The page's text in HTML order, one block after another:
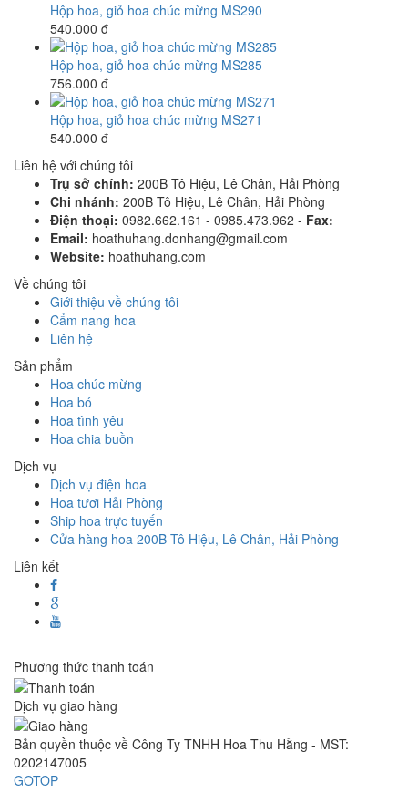
Hộp hoa, giỏ hoa chúc mừng MS290
540.000 đ
Hộp hoa, giỏ hoa chúc mừng MS285
756.000 đ
Hộp hoa, giỏ hoa chúc mừng MS271
540.000 đ
Liên hệ với chúng tôi
Trụ sở chính: 200B Tô Hiệu, Lê Chân, Hải Phòng
Chi nhánh: 200B Tô Hiệu, Lê Chân, Hải Phòng
Điện thoại: 0982.662.161 - 0985.473.962 - Fax:
Email: hoathuhang.donhang@gmail.com
Website: hoathuhang.com
Về chúng tôi
Giới thiệu về chúng tôi
Cẩm nang hoa
Liên hệ
Sản phẩm
Hoa chúc mừng
Hoa bó
Hoa tình yêu
Hoa chia buồn
Dịch vụ
Dịch vụ điện hoa
Hoa tươi Hải Phòng
Ship hoa trực tuyến
Cửa hàng hoa 200B Tô Hiệu, Lê Chân, Hải Phòng
Liên kết
Phương thức thanh toán
Dịch vụ giao hàng
Bản quyền thuộc về Công Ty TNHH Hoa Thu Hằng - MST:
0202147005
GOTOP